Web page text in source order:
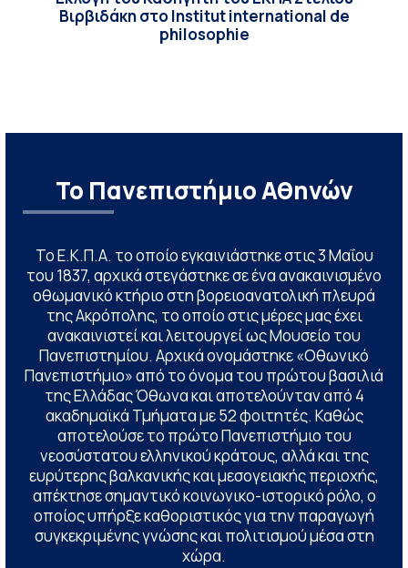
Βιρβιδάκη στο Institut international de
philosophie
Το Πανεπιστήμιο Αθηνών
Το Ε.Κ.Π.Α. το οποίο εγκαινιάστηκε στις 3 Μαΐου
του 1837, αρχικά στεγάστηκε σε ένα ανακαινισμένο
οθωμανικό κτήριο στη βορειοανατολική πλευρά
της Ακρόπολης, το οποίο στις μέρες μας έχει
ανακαινιστεί και λειτουργεί ως Μουσείο του
Πανεπιστημίου. Αρχικά ονομάστηκε «Οθωνικό
Πανεπιστήμιο» από το όνομα του πρώτου βασιλιά
της Ελλάδας Όθωνα και αποτελούνταν από 4
ακαδημαϊκά Τμήματα με 52 φοιτητές. Καθώς
αποτελούσε το πρώτο Πανεπιστήμιο του
νεοσύστατου ελληνικού κράτους, αλλά και της
ευρύτερης βαλκανικής και μεσογειακής περιοχής,
απέκτησε σημαντικό κοινωνικο-ιστορικό ρόλο, ο
οποίος υπήρξε καθοριστικός για την παραγωγή
συγκεκριμένης γνώσης και πολιτισμού μέσα στη
χώρα.